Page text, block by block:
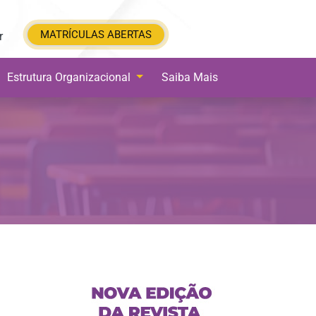
MATRÍCULAS ABERTAS
MATRÍCULAS ABERTAS
Estrutura Organizacional Saiba Mais